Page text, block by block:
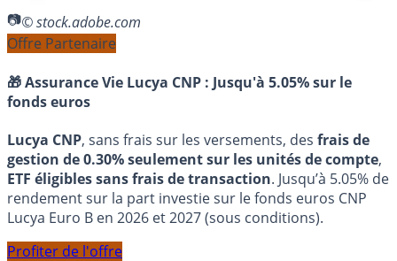
© stock.adobe.com
Offre Partenaire
🎁 Assurance Vie Lucya CNP : Jusqu'à 5.05% sur le
fonds euros
Lucya CNP, sans frais sur les versements, des frais de
gestion de 0.30% seulement sur les unités de compte,
ETF éligibles sans frais de transaction. Jusqu’à 5.05% de
rendement sur la part investie sur le fonds euros CNP
Lucya Euro B en 2026 et 2027 (sous conditions).
Profiter de l'offre